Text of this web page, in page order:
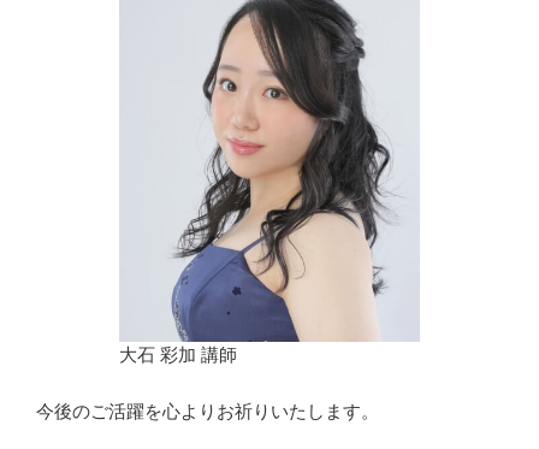
大石 彩加 講師
今後のご活躍を心よりお祈りいたします。